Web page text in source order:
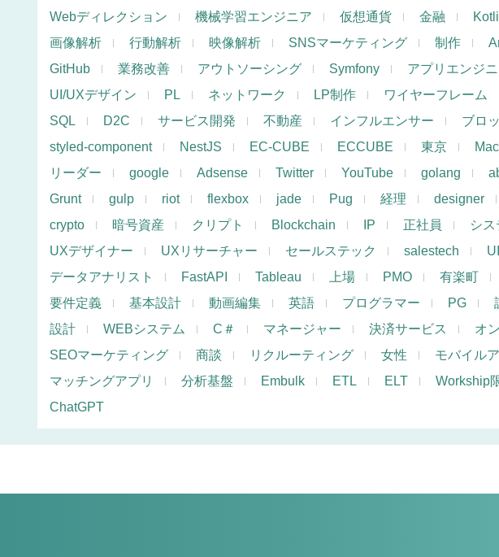
Webディレクション
機械学習エンジニア 仮想通貨 金融
画像解析
行動解析 映像解析 SNSマーケティング 制作
GitHub
業務改善 アウトソーシング Symfony アプリエンジ
UI/UXデザイン
PL ネットワーク LP制作 ワイヤーフレーム
SQL
D2C サービス開発 不動産 インフルエンサー
ブロ
styled-component
NestJS EC-CUBE ECCUBE 東京 Mac
リーダー
google Adsense Twitter YouTube golang
Grunt
gulp riot flexbox jade Pug 経理 designer
crypto
暗号資産 クリプト Blockchain IP 正社員 シ
UXデザイナー
UXリサーチャー セールステック salestech
データアナリスト
FastAPI Tableau 上場 PMO 有楽町
要件定義
基本設計 動画編集 英語 プログラマー PG
設計
WEBシステム C＃ マネージャー 決済サービス オ
SEOマーケティング
商談 リクルーティング 女性
モバイル
マッチングアプリ
分析基盤 Embulk ETL ELT Workship
ChatGPT